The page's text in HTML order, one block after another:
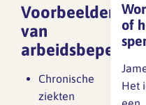
Voorbeelden
van
Chronische
ziekten
Het
of
Het